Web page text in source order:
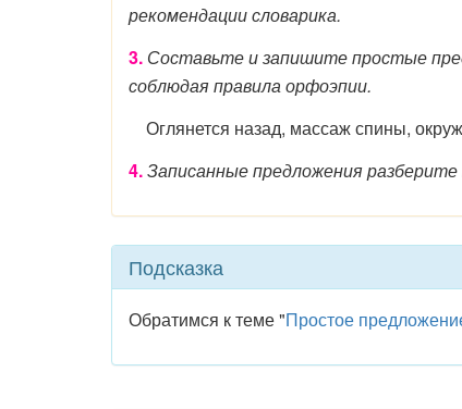
рекомендации словарика.
3. Составьте и запишите простые
соблюдая правила орфоэпии.
Оглянется назад, массаж спины,
4.Записанные предложения разберите
Подсказка
Обратимся к теме "Простое